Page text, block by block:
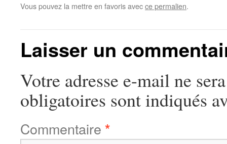
Vous pouvez la mettre en favoris avecce permalien.
Laisser un
Votre adresse e-mail ne
obligatoires sont indiqués
Commentaire *